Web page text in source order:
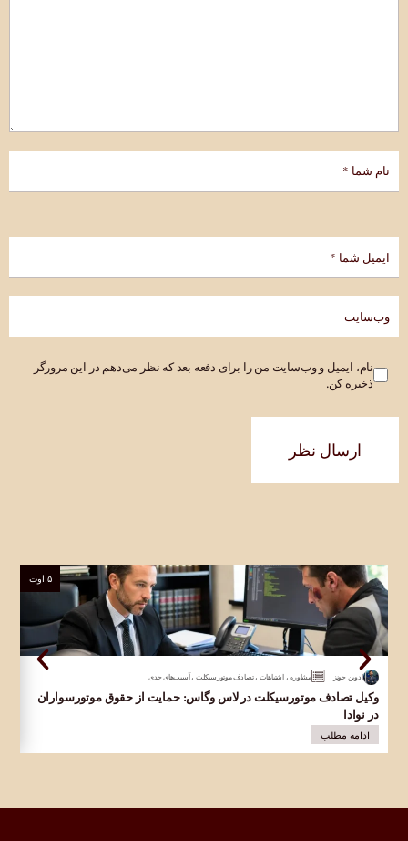
نام، ایمیل و وب‌سایت من را برای دفعه بعد که نظر می‌دهم در این مرورگر
ذخیره کن.
ارسال نظر
۵ اوت
ادوین جونز مشاوره،اشتباهات ،تصادف موتورسیکلت ،آسیب‌های جدی
وکیل تصادف موتورسیکلت در لاس وگاس: حمایت از حقوق موتورسواران
در نوادا
ادامه مطلب